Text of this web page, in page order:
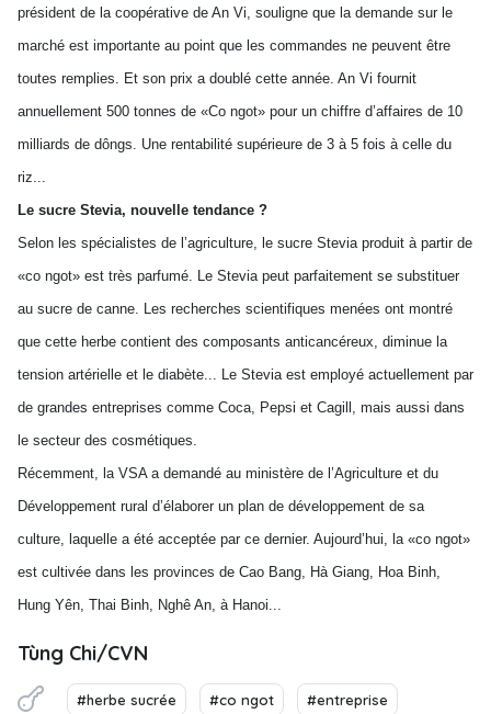
président de la coopérative de An Vi, souligne que la demande sur le
marché est importante au point que les commandes ne peuvent être
toutes remplies. Et son prix a doublé cette année. An Vi fournit
annuellement 500 tonnes de «Co ngot» pour un chiffre d’affaires de 10
milliards de dôngs. Une rentabilité supérieure de 3 à 5 fois à celle du
riz...
Le sucre Stevia, nouvelle tendance ?
Selon les spécialistes de l’agriculture, le sucre Stevia produit à partir de
«co ngot» est très parfumé. Le Stevia peut parfaitement se substituer
au sucre de canne. Les recherches scientifiques menées ont montré
que cette herbe contient des composants anticancéreux, diminue la
tension artérielle et le diabète... Le Stevia est employé actuellement par
de grandes entreprises comme Coca, Pepsi et Cagill, mais aussi dans
le secteur des cosmétiques.
Récemment, la VSA a demandé au ministère de l’Agriculture et du
Développement rural d’élaborer un plan de développement de sa
culture, laquelle a été acceptée par ce dernier. Aujourd’hui, la «co ngot»
est cultivée dans les provinces de Cao Bang, Hà Giang, Hoa Binh,
Hung Yên, Thai Binh, Nghê An, à Hanoi...
Tùng Chi/CVN
#herbe sucrée #co ngot #entreprise